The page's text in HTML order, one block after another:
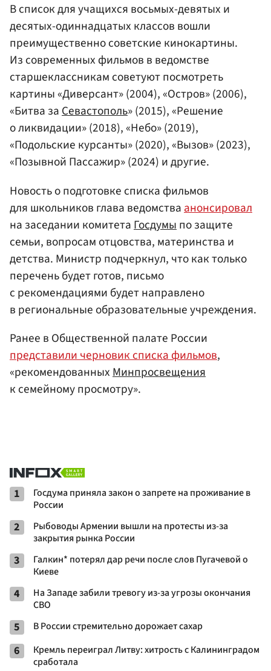
В список для учащихся восьмых-девятых и
десятых-одиннадцатых классов вошли
преимущественно советские кинокартины.
Из современных фильмов в ведомстве
старшеклассникам советуют посмотреть
картины «Диверсант» (2004), «Остров» (2006),
«Битва заСевастополь» (2015), «Решение
о ликвидации» (2018), «Небо» (2019),
«Подольские курсанты» (2020), «Вызов» (2023),
«Позывной Пассажир» (2024) и другие.
Новость о подготовке списка фильмов
для школьников глава ведомства анонсировал
на заседании комитета Госдумы по защите
семьи, вопросам отцовства, материнства и
детства. Министр подчеркнул, что как только
перечень будет готов, письмо
с рекомендациями будет направлено
в региональные образовательные учреждения.
Ранее в Общественной палате России
представили черновик списка фильмов,
«рекомендованныхМинпросвещения
к семейному просмотру».
1
Госдума приняла закон о запрете на проживание в
России
2
Рыбоводы Армении вышли на протесты из-за
закрытия рынка России
3
Галкин* потерял дар речи после слов Пугачевой о
Киеве
4
На Западе забили тревогу из-за угрозы окончания
СВО
5 В России стремительно дорожает сахар
6
Кремль переиграл Литву: хитрость с Калининградом
сработала